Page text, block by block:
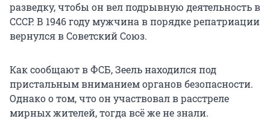
разведку, чтобы он вел подрывную деятельность в
СССР. В 1946 году мужчина в порядке репатриации
вернулся в Советский Союз.
Как сообщают в ФСБ, Зеель находился под
пристальным вниманием органов безопасности.
Однако о том, что он участвовал в расстреле
мирных жителей, тогда всё же не знали.